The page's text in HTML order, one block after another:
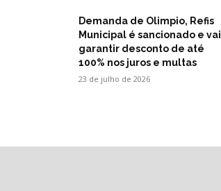
Demanda de Olimpio, Refis
Municipal é sancionado e vai
garantir desconto de até
100% nos juros e multas
23 de julho de 2026